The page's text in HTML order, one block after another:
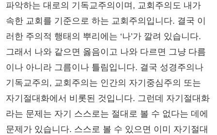
파악하는 대로의 기독교주의이며, 교회주의도 내가
속한 교회를 기준으로 하는 교회주의입니다. 결국 이
러한 주의적 행태의 뿌리에는 ‘나’가 깔려 있습니다.
그래서 나와 같으면 옳음이고 나와 다르면 그냥 다름
이나 아니라 그름이나 틀림입니다. 결국 성경주의나
기독교주의, 교회주의는 인간의 자기중심주의 또는
자기절대화에서 비롯된 것입니다. 그런데 자기절대화
라는 문제는 자기 스스로는 절대로 볼 수 없다는 데에
문제가 있습니다. 스스로 볼 수 있으면 이미 자기절대